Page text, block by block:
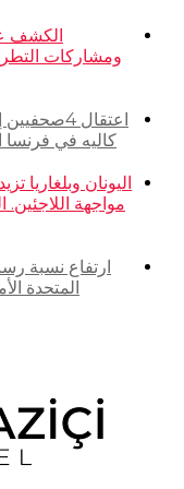
الكشف
ومشاركات التطرف
اعتقال
كاليه في فرنسا التاريخ:
اليونان وبلغاريا
ارتفاع نسبة